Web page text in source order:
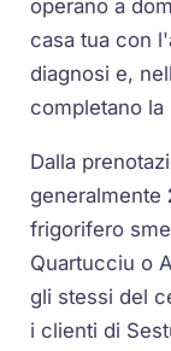
operano a
casa tua con
diagnosi e,
completano
Dalla
generalmente
frigorifero
Quartucciu o
gli stessi del
i clienti di